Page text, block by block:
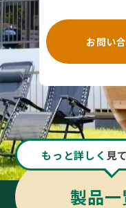
お問い
もっと詳しく 見
製品